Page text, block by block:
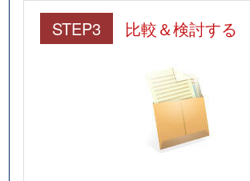
STEP3 比較＆検討する